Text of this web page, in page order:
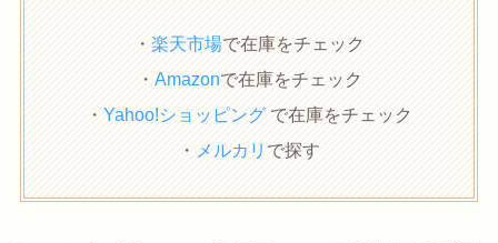
・ 楽天市場で在庫をチェック
・ Amazonで在庫をチェック
・ Yahoo!ショッピング で在庫をチェック
・ メルカリ で探す